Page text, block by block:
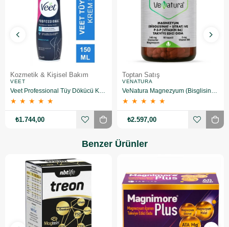
Kozmetik & Kişisel Bakım
VEET
Veet Professional Tüy Dökücü Krem Sprey X4 Set Bacak&vücut Bölgesi Hassas Ciltler 150ml
★ ★ ★ ★ ★
₺1.744,00
Toptan Satış
VENATURA
VeNatura Magnezyum (Bisglisinat+Sitrat) ve P5P (Vitamin B6) 60 Kapsül 10 Adet
★ ★ ★ ★ ★
₺2.597,00
Benzer Ürünler